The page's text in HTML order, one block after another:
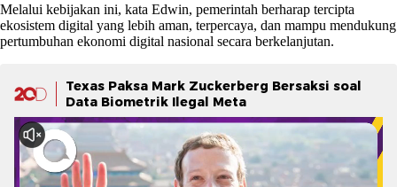
Melalui kebijakan ini, kata Edwin, pemerintah berharap tercipta
ekosistem digital yang lebih aman, terpercaya, dan mampu mendukung
pertumbuhan ekonomi digital nasional secara berkelanjutan.
Texas Paksa Mark Zuckerberg Bersaksi soal
Data Biometrik Ilegal Meta